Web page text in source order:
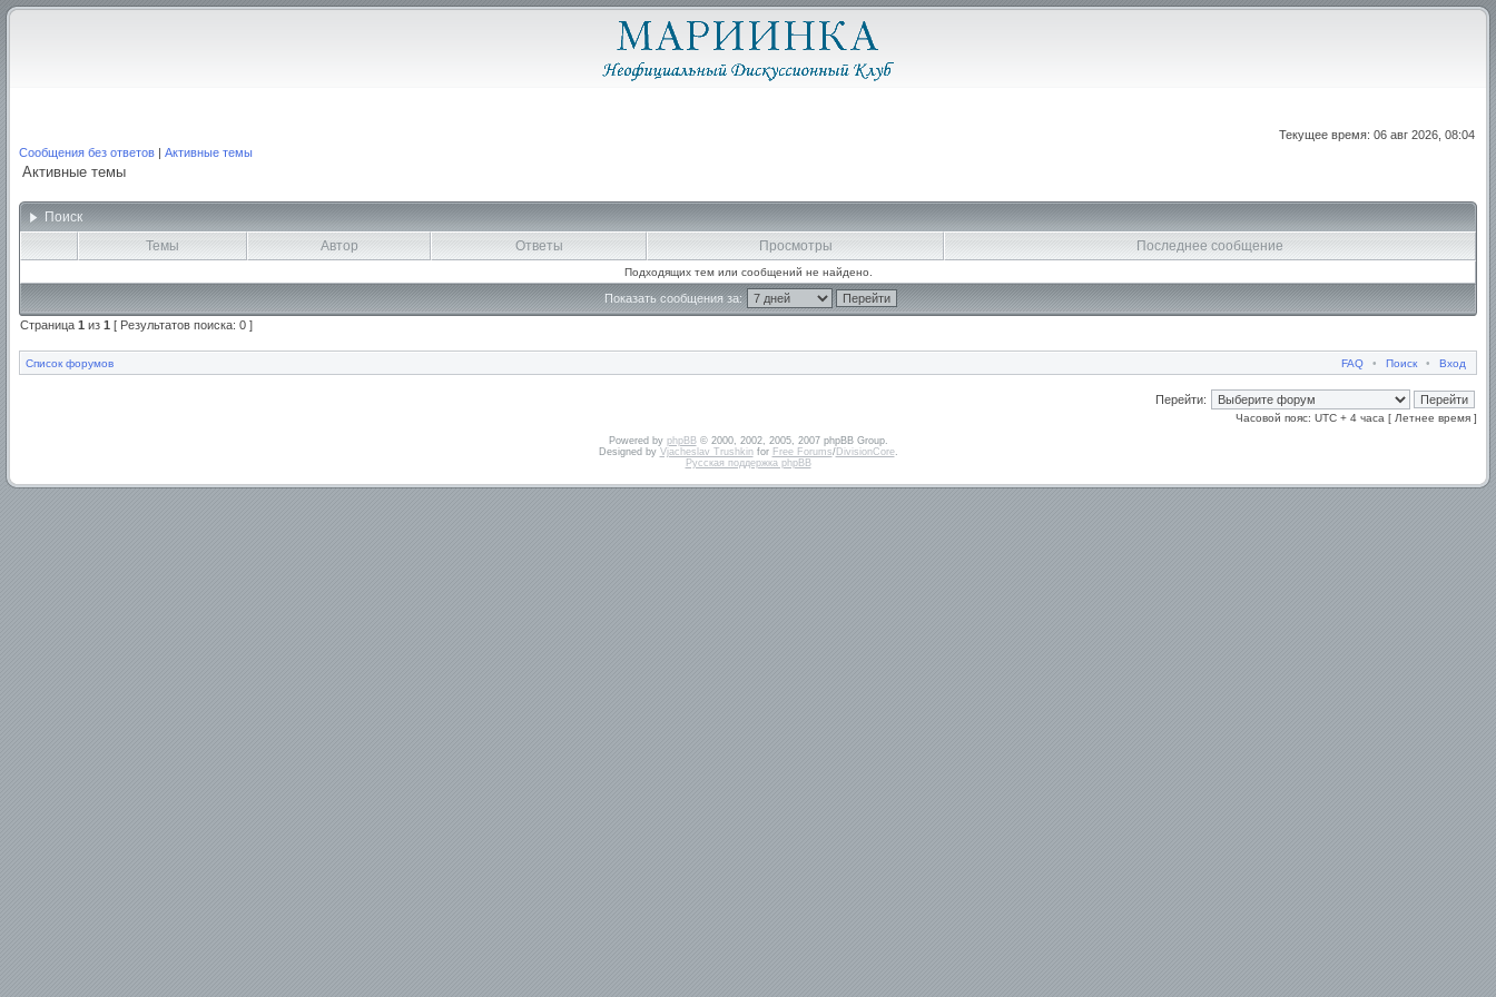
Текущее время: 06 авг 2026, 08:04
Сообщения без ответов | Активные темы
Активные темы
Поиск
Темы
Автор Ответы Просмотры Последнее сообщение
Подходящих тем или сообщений не найдено.
Показать сообщения за:
Страница 1 из 1 [ Результатов поиска: 0 ]
Список форумов FAQ • Поиск • Вход
Перейти:
Часовой пояс: UTC + 4 часа [ Летнее время ]
Powered by phpBB© 2000, 2002, 2005, 2007 phpBB Group.
Designed by Vjacheslav Trushkinfor Free Forums/DivisionCore.
Русская поддержка phpBB